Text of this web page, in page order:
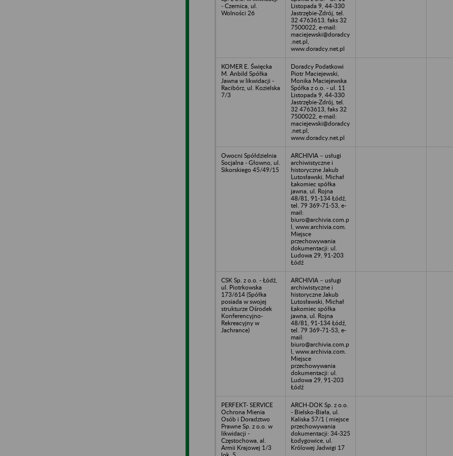
- Czernica, ul.
Wolności 26
Listopada 9, 44-330
Jastrzębie-Zdrój, tel.
32 4763613, faks 32
7500022, e-mail:
maciejewski@doradcy
.net.pl,
www.doradcy.net.pl
KOMER E. Święcka
M. Anbild Spółka
Jawna w likwidacji -
Racibórz, ul. Kozielska
7/3
Doradcy Podatkowi
Piotr Maciejewski,
Monika Maciejewska
Spółka z o.o. - ul. 11
Listopada 9, 44-330
Jastrzębie-Zdrój, tel.
32 4763613, faks 32
7500022, e-mail:
maciejewski@doradcy
.net.pl,
www.doradcy.net.pl
Owocni Spółdzielnia
Socjalna - Głowno, ul.
Sikorskiego 45/49/15
ARCHIVIA – usługi
archiwistyczne i
historyczne Jakub
Lutosławski, Michał
Łakomiec spółka
jawna, ul. Rojna
48/81, 91-134 Łódź,
tel. 79 369-71-53, e-
mail:
biuro@archivia.com.p
l, www.archivia.com.
Miejsce
przechowywania
dokumentacji: ul.
Ludowa 29, 91-203
Łódź
CSK Sp. z o.o. - Łódź,
ul. Piotrkowska
173/614 (Spółka
posiada w swojej
strukturze Ośrodek
Konferencyjno-
Rekreacyjny w
Jachrance)
ARCHIVIA – usługi
archiwistyczne i
historyczne Jakub
Lutosławski, Michał
Łakomiec spółka
jawna, ul. Rojna
48/81, 91-134 Łódź,
tel. 79 369-71-53, e-
mail:
biuro@archivia.com.p
l, www.archivia.com.
Miejsce
przechowywania
dokumentacji: ul.
Ludowa 29, 91-203
Łódź
PERFEKT- SERVICE
Ochrona Mienia
Osób i Doradztwo
Prawne Sp. z o.o. w
likwidacji -
Częstochowa, al.
Armii Krajowej 1/3
ARCH-DOK Sp. z o.o.
- Bielsko-Biała, ul.
Kaliska 57/1 ( miejsce
przechowywania
dokumentacji: 34-325
Łodygowice, ul.
Królowej Jadwigi 17